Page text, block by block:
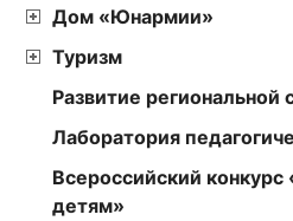
Дом «Юнармии»
Туризм
Развитие
Лаборатория
Всероссийский
детям»